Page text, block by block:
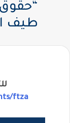
طيف
ftza